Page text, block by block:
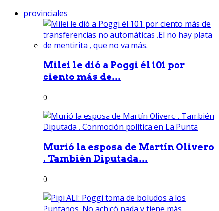
provinciales
Milei le dió a Poggi él 101 por
ciento más de...
0
Murió la esposa de Martín Olivero
. También Diputada...
0